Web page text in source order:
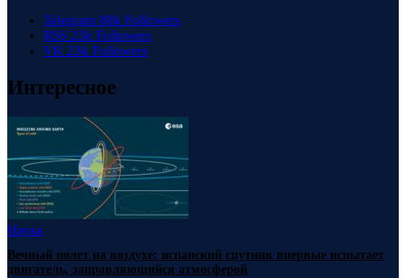
Telegram 88k Followers
RSS 23k Followers
VK 23k Followers
Интересное
Наука
Вечный полет на воздухе: испанский спутник впервые испытает
двигатель, заправляющийся атмосферой